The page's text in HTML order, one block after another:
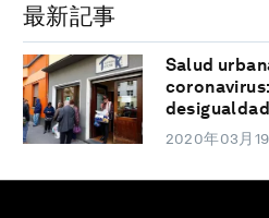
最新記事
Salud
2020年03月